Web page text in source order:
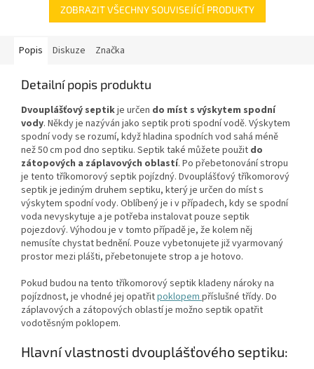
ZOBRAZIT VŠECHNY SOUVISEJÍCÍ PRODUKTY
Popis Diskuze Značka
Detailní popis produktu
Dvouplášťový septikje určen do míst s výskytem spodní
vody. Někdy je nazýván jako septik proti spodní vodě. Výskytem
spodní vody se rozumí, když hladina spodních vod sahá méně
než 50 cm pod dno septiku. Septik také můžete použit do
zátopových a záplavových oblastí. Po přebetonování stropu
je tento tříkomorový septik pojízdný. Dvouplášťový tříkomorový
septik je jediným druhem septiku, který je určen do míst s
výskytem spodní vody. Oblíbený je i v případech, kdy se spodní
voda nevyskytuje a je potřeba instalovat pouze septik
pojezdový. Výhodou je v tomto případě je, že kolem něj
nemusíte chystat bednění. Pouze vybetonujete již vyarmovaný
prostor mezi plášti, přebetonujete strop a je hotovo.
Pokud budou na tento tříkomorový septik kladeny nároky na
pojízdnost, je vhodné jej opatřitpoklopem příslušné třídy. Do
záplavových a zátopových oblastí je možno septik opatřit
vodotěsným poklopem.
Hlavní vlastnosti dvouplášťového septiku: